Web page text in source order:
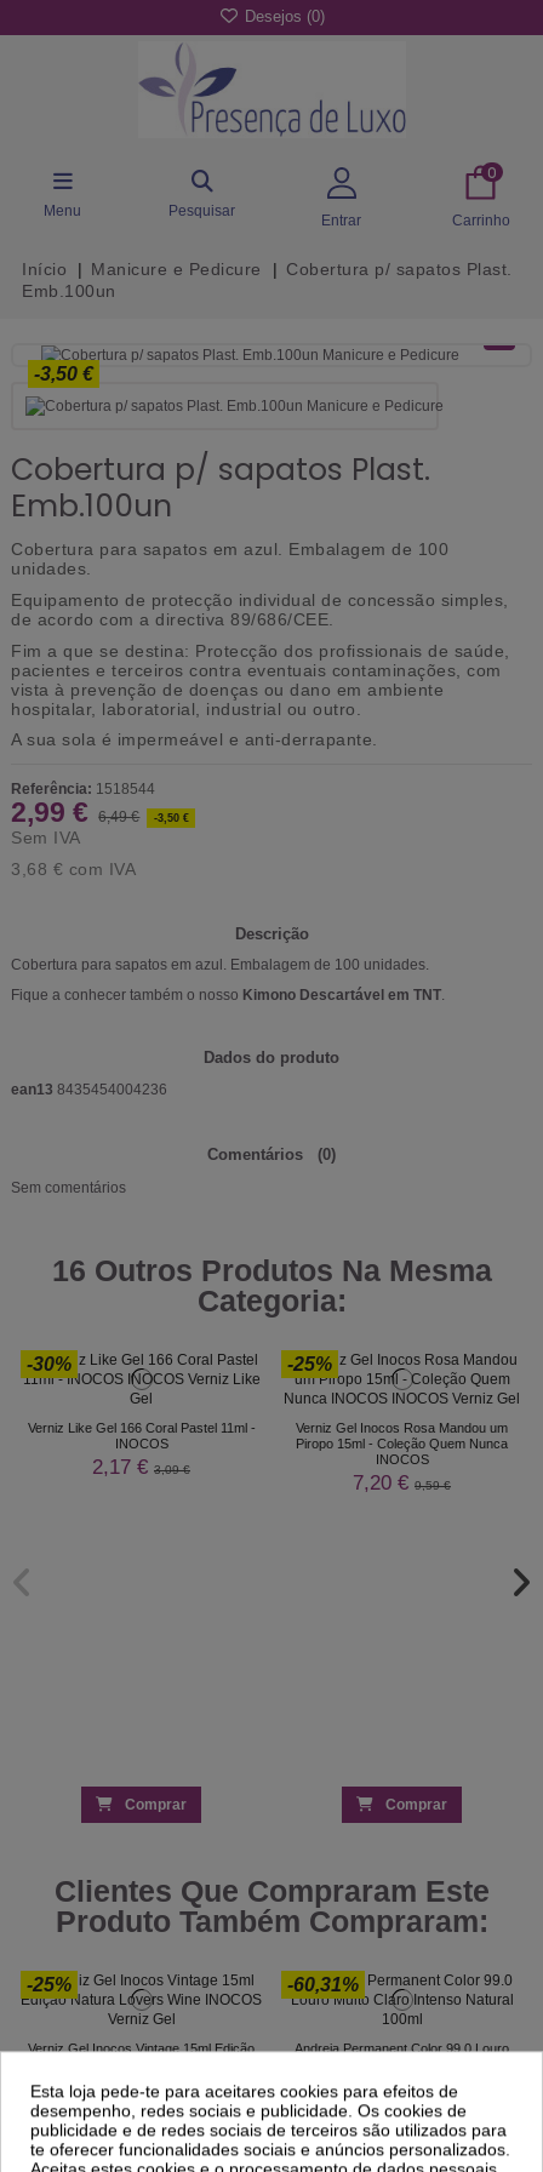
Desejos (0)
Menu Pesquisar
Entrar
0
Carrinho
Início Manicure e Pedicure
Cobertura p/ sapatos Plast.
Emb.100un
-3,50 €
Cobertura p/ sapatos Plast.
Emb.100un
Cobertura para sapatos em azul. Embalagem de 100
unidades.
Equipamento de protecção individual de concessão simples,
de acordo com a directiva 89/686/CEE.
Fim a que se destina: Protecção dos profissionais de saúde,
pacientes e terceiros contra eventuais contaminações, com
vista à prevenção de doenças ou dano em ambiente
hospitalar, laboratorial, industrial ou outro.
A sua sola é impermeável e anti-derrapante.
Referência: 1518544
2,99 € 6,49 € -3,50 €
Sem IVA
3,68 € com IVA
Descrição
Cobertura para sapatos em azul. Embalagem de 100 unidades.
Fique a conhecer também o nosso Kimono Descartável em TNT.
Dados do produto
ean13 8435454004236
Comentários (0)
Sem comentários
16 Outros Produtos Na Mesma
Categoria:
-30%
Verniz Like Gel 166 Coral Pastel 11ml -
INOCOS
2,17 € 3,09 €
Comprar
-25%
Verniz Gel Inocos Rosa Mandou um
Piropo 15ml - Coleção Quem Nunca
INOCOS
7,20 € 9,59 €
Comprar
Clientes Que Compraram Este
Produto Também Compraram:
-25%
Verniz Gel Inocos Vintage 15ml Edição
7,20 €9,59 €
-60,31%
Andreia Permanent Color 99.0 Louro
3,10 €7,81 €
Esta loja pede-te para aceitares cookies para efeitos de
desempenho, redes sociais e publicidade. Os cookies de
publicidade e de redes sociais de terceiros são utilizados para
te oferecer funcionalidades sociais e anúncios personalizados.